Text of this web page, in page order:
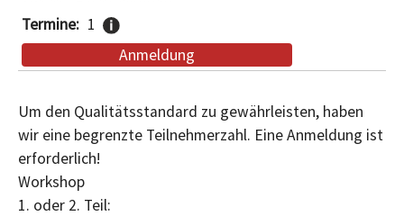
1
Anmeldung
Um den Qualitätsstandard zu gewährleisten, haben
wir eine begrenzte Teilnehmerzahl. Eine Anmeldung ist
erforderlich!
Workshop
1. oder 2. Teil: